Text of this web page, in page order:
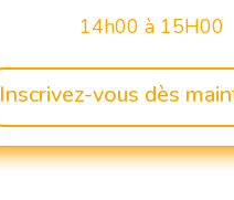
14h00 à 15H00
Inscrivez-vous dès